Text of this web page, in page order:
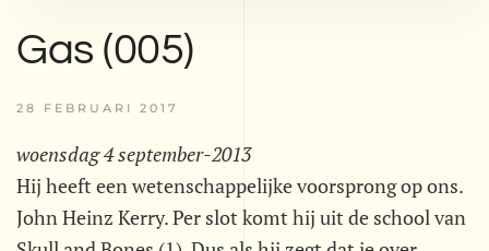
Gas (005)
28 FEBRUARI 2017
woensdag 4 september-2013
Hij heeft een wetenschappelijke voorsprong op ons.
John Heinz Kerry. Per slot komt hij uit de school van